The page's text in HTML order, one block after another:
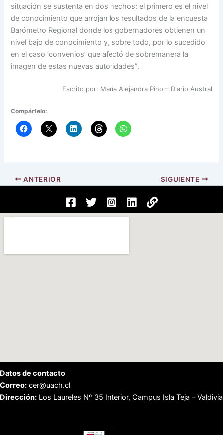
situación se sustenta en dos hechos: el primero es el nivel
de conocimiento que arrojan los resultados de la encuesta
Barómetro Regional donde los gobernadores obtienen un
nivel bajo de conocimiento y, sobre todo, por lo sucedido
en el caso ‘convenios’ que afectó de sobremanera la
imagen de estas nuevas autoridades”.
Escrito por: María Alejandra Pino – Diario Austral
Compártelo:
ANTERIOR SIGUIENTE
Datos de contacto
Correo: cer@uach.cl
Dirección: Los Laureles Nº 35 Interior, Campus Isla Teja – Valdivia